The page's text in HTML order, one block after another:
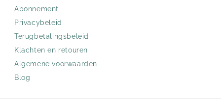
Abonnement
Privacybeleid
Terugbetalingsbeleid
Klachten en retouren
Algemene voorwaarden
Blog